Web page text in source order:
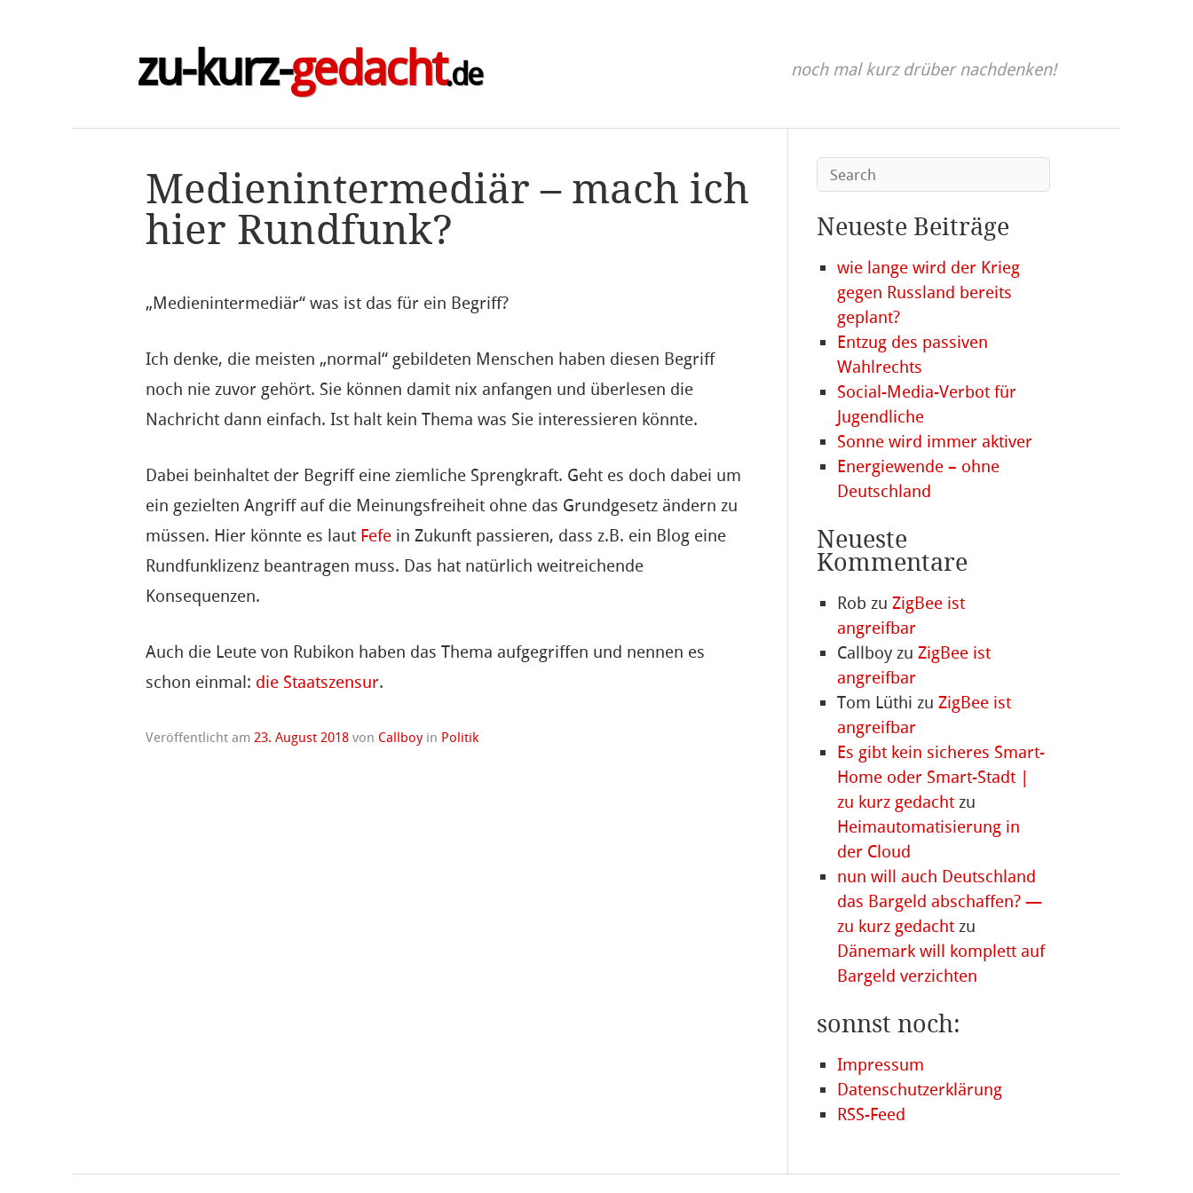
zu-kurz-gedacht.de noch mal kurz drüber nachdenken!
Medienintermediär – mach ich
hier Rundfunk?
„Medienintermediär“ was ist das für ein Begriff?
Ich denke, die meisten „normal“ gebildeten Menschen haben diesen Begriff
noch nie zuvor gehört. Sie können damit nix anfangen und überlesen die
Nachricht dann einfach. Ist halt kein Thema was Sie interessieren könnte.
Dabei beinhaltet der Begriff eine ziemliche Sprengkraft. Geht es doch dabei um
ein gezielten Angriff auf die Meinungsfreiheit ohne das Grundgesetz ändern zu
müssen. Hier könnte es laut Fefe in Zukunft passieren, dass z.B. ein Blog eine
Rundfunklizenz beantragen muss. Das hat natürlich weitreichende
Konsequenzen.
Auch die Leute von Rubikon haben das Thema aufgegriffen und nennen es
schon einmal: die Staatszensur.
Veröffentlicht am23. August 2018 von Callboy in Politik
Neueste Beiträge
wie lange wird der Krieg
gegen Russland bereits
geplant?
Entzug des passiven
Wahlrechts
Social-Media-Verbot für
Jugendliche
Sonne wird immer aktiver
Energiewende – ohne
Deutschland
Neueste
Kommentare
Rob zuZigBee ist
angreifbar
Callboy zuZigBee ist
angreifbar
Tom Lüthi zuZigBee ist
angreifbar
Es gibt kein sicheres Smart-
Home oder Smart-Stadt |
zu kurz gedacht zu
Heimautomatisierung in
der Cloud
nun will auch Deutschland
das Bargeld abschaffen? —
zu kurz gedacht zu
Dänemark will komplett auf
Bargeld verzichten
sonnst noch:
Impressum
Datenschutzerklärung
RSS-Feed